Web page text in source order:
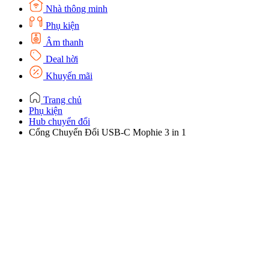
Nhà thông minh
Phụ kiện
Âm thanh
Deal hời
Khuyến mãi
Trang chủ
Phụ kiện
Hub chuyển đổi
Cổng Chuyển Đổi USB-C Mophie 3 in 1